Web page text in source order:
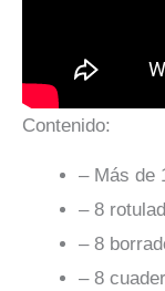
Contenido:
– Más de
– 8
– 8
– 8